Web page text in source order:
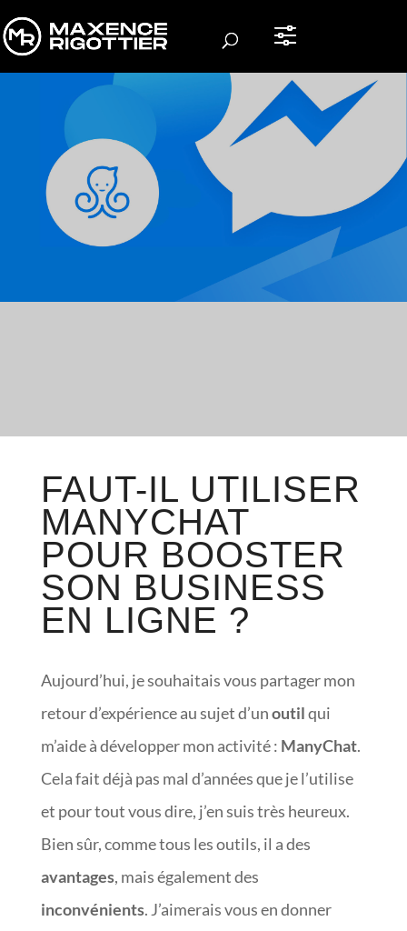
FAUT-IL UTILISER
MANYCHAT
POUR BOOSTER
SON BUSINESS
EN LIGNE ?
Aujourd’hui, je souhaitais vous partager mon
retour d’expérience au sujet d’unoutilqui
m’aide à développer mon activité : ManyChat.
Cela fait déjà pas mal d’années que je l’utilise
et pour tout vous dire, j’en suis très heureux.
Bien sûr, comme tous les outils, il a des
avantages, mais également des
inconvénients. J’aimerais vous en donner